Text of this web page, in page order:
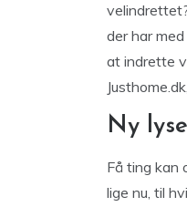
der har
at indrette
Ny
Få ting kan
lige nu, til